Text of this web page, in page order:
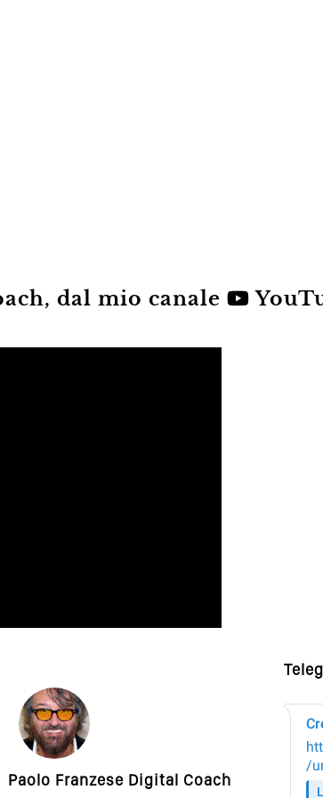
dal mio canale
Paolo Franzese Digital Coach